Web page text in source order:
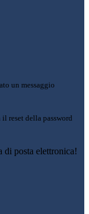
un messaggio
reset della password
di posta elettronica!